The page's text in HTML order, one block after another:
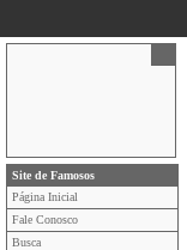
Site de Famosos
Página Inicial
Fale Conosco
Busca